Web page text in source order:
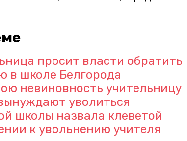
просит власти обратить
в школе Белгорода
невиновность учительницу
уволиться
школы назвала клеветой
к увольнению учителя